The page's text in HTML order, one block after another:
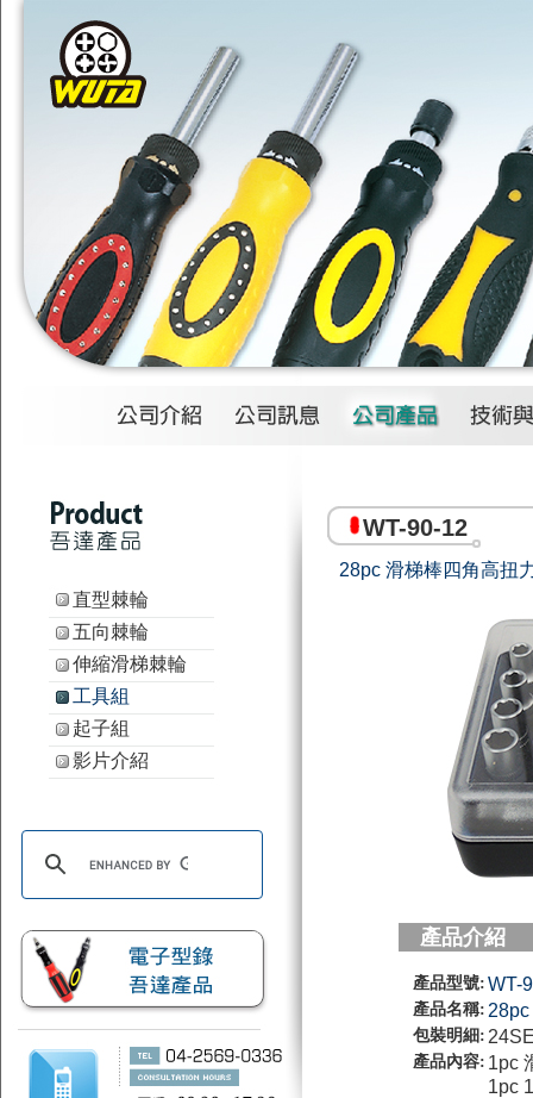
3
4
直型棘輪
五向棘輪
伸縮滑梯棘輪
工具組
起子組
影片介紹
WT-90-12
28pc 滑梯棒四角高扭
產品介紹
產品型號: WT-
產品名稱:
包裝明細:
產品內容: 1pc
1pc